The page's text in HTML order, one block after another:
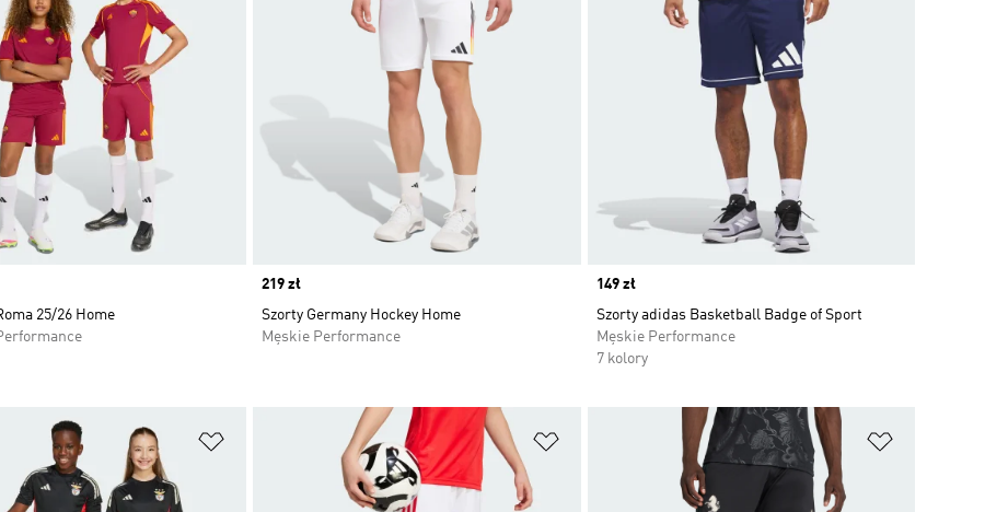
25/26 Home
Price
219 zł
Szorty Germany Hockey Home
Męskie Performance
Price
149 zł
Szorty adidas Basketball Badge of Sport
Męskie Performance
7 kolory
Dodaj do listy życzeń Dodaj do listy życzeń